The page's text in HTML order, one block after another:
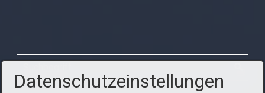
Datenschutzeinstellungen